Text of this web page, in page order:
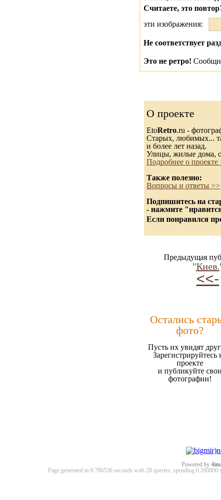
Считаете, это
эти изображения:
Не соответствует
Это не ретро!
О проекте
EtoRetro.ru -
Старых, любимых...
и более лет назад.
Улицы, жилые дома,
Подробнее о проекте
Также полезно:
Вопросы и ответы >>
Подпишитесь на
- нажмите
Если понравился
Предыдущая
"Киев.
<<-
Остались
фото?
Пусть их увидят
Зарегистрируйтесь
проекте
и публикуйте
фотографии!
Powered by
Page generated in 0.786536 seconds with 28 queries, spending